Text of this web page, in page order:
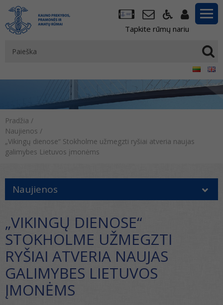
Tapkite rūmų nariu
Pradžia /
Naujienos /
„Vikingų dienose“ Stokholme užmegzti ryšiai atveria naujas
galimybes Lietuvos įmonėms
Naujienos
„VIKINGŲ DIENOSE“
STOKHOLME UŽMEGZTI
RYŠIAI ATVERIA NAUJAS
GALIMYBES LIETUVOS
ĮMONĖMS